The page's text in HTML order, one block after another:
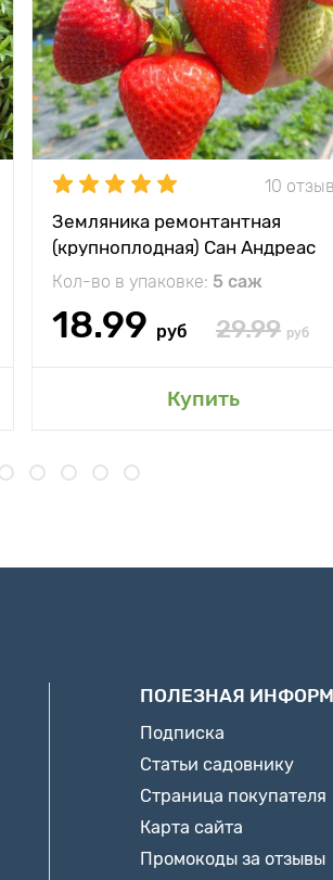
10
Земляника ремонтантная
(крупноплодная) Сан Андреас
Кол-во в упаковке: 5 саж
18.99 руб 29.99 руб
Купить
ПОЛЕЗНАЯ
Подписка
Статьи садовнику
Страница покупателя
Карта сайта
Промокоды за отзывы